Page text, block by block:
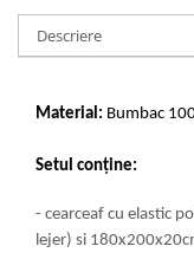
Descriere
Material: Bumbac
Setul conține:
- cearceaf cu elastic
lejer) si